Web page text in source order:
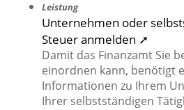
Leistung
Unternehmen oder
Steuer anmelden ➚
Damit das Finanzamt Sie
einordnen kann, benötigt
Informationen zu Ihrem
Ihrer selbstständigen